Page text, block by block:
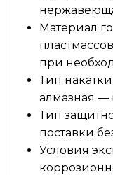
Материал
при
Тип
алмазная —
Тип
поставки
Условия